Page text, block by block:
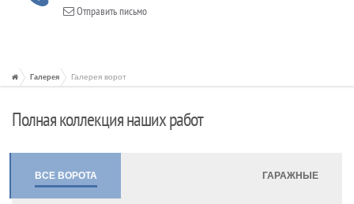
Отправить письмо
Галерея Галерея ворот
Полная коллекция наших работ
ВСЕ ВОРОТА ГАРАЖНЫЕ